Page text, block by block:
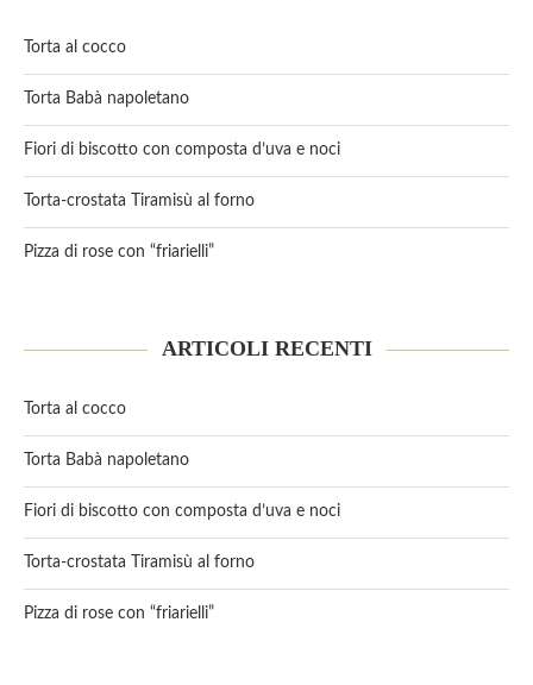
Torta al cocco
Torta Babà napoletano
Fiori di biscotto con composta d’uva e noci
Torta-crostata Tiramisù al forno
Pizza di rose con “friarielli”
ARTICOLI RECENTI
Torta al cocco
Torta Babà napoletano
Fiori di biscotto con composta d’uva e noci
Torta-crostata Tiramisù al forno
Pizza di rose con “friarielli”